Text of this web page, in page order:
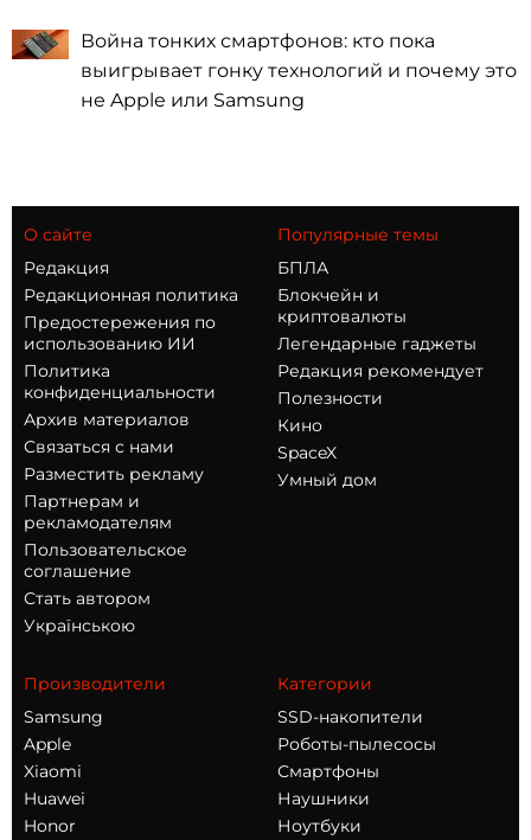
Война тонких смартфонов: кто пока
выигрывает гонку технологий и почему это
не Apple или Samsung
О сайте
Редакция
Редакционная политика
Предостережения по
использованию ИИ
Политика
конфиденциальности
Архив материалов
Связаться с нами
Разместить рекламу
Партнерам и
рекламодателям
Пользовательское
соглашение
Стать автором
Українською
Популярные темы
БПЛА
Блокчейн и
криптовалюты
Легендарные гаджеты
Редакция рекомендует
Полезности
Кино
SpaceX
Умный дом
Производители
Samsung
Apple
Xiaomi
Huawei
Honor
Категории
SSD-накопители
Роботы-пылесосы
Смартфоны
Наушники
Ноутбуки